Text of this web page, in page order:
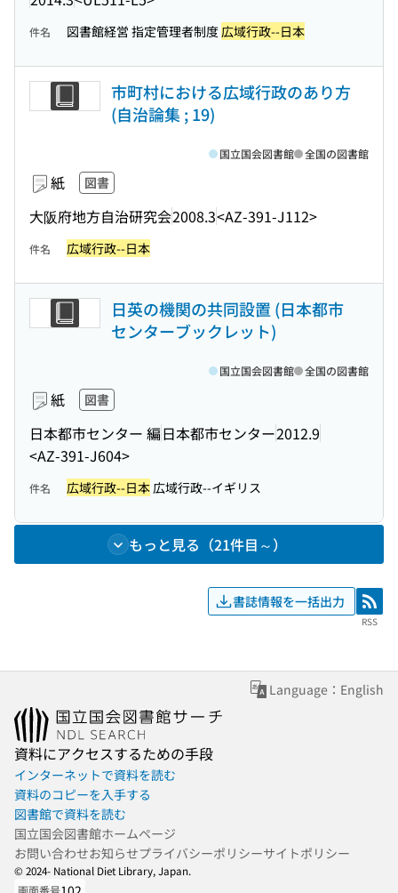
件名 図書館経営 指定管理者制度広域行政--日本
市町村における広域行政のあり方
(自治論集 ; 19)
紙 図書
大阪府地方自治研究会2008.3<AZ-391-J112>
国立国会図書館 全国の図書館
件名 広域行政--日本
日英の機関の共同設置 (日本都市
センターブックレット)
紙 図書
日本都市センター 編日本都市センター2012.9
<AZ-391-J604>
国立国会図書館 全国の図書館
件名 広域行政--日本広域行政--イギリス
もっと見る（21件目～）
書誌情報を一括出力 RSS
RSS
Language：English
資料にアクセスするための手段
インターネットで資料を読む
資料のコピーを入手する
図書館で資料を読む
国立国会図書館ホームページ
お問い合わせお知らせプライバシーポリシーサイトポリシー
© 2024- National Diet Library, Japan.
画面番号